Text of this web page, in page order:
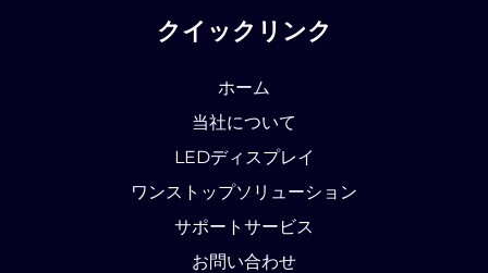
クイックリンク
ホーム
当社について
LEDディスプレイ
ワンストップソリューション
サポートサービス
お問い合わせ